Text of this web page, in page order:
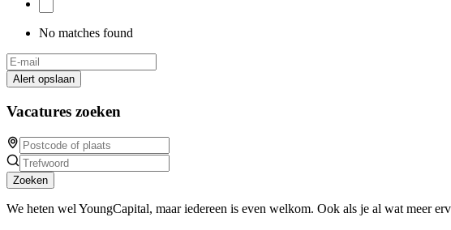
No matches found
Alert opslaan
Vacatures zoeken
Zoeken
We heten wel YoungCapital, maar iedereen is even welkom. Ook als je al wat meer